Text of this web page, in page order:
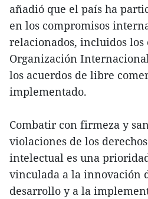
añadió que el país ha
en los compromisos
relacionados, incluidos los
Organización
los acuerdos de libre
implementado.
Combatir con firmeza y
violaciones de los
intelectual es una
vinculada a la innovación
desarrollo y a la